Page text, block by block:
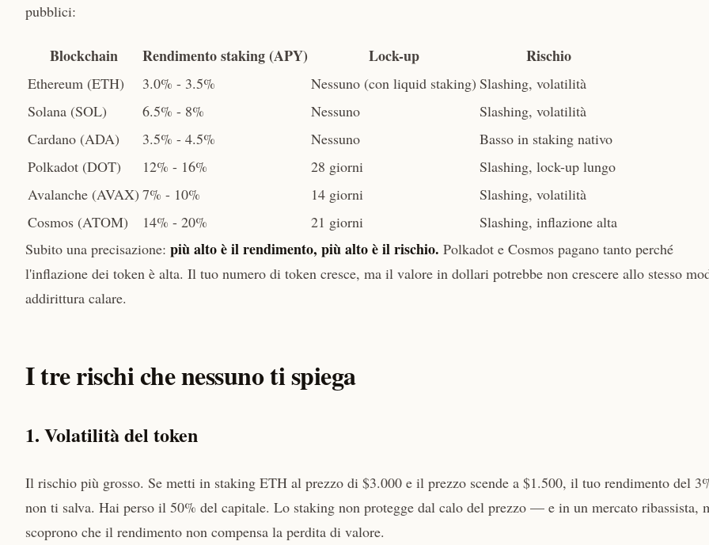
pubblici:
Blockchain Rendimento staking (APY) Lock-up Rischio
Ethereum (ETH) 3.0% - 3.5% Nessuno (con liquid staking) Slashing, volatilità
Solana (SOL)
6.5% - 8% Nessuno
Slashing, volatilità
Cardano (ADA)
3.5% - 4.5% Nessuno
Basso in staking nativo
Polkadot (DOT)
12% - 16% 28 giorni
Slashing, lock-up lungo
Avalanche (AVAX) 7% - 10% 14 giorni
Slashing, volatilità
Cosmos (ATOM)
14% - 20% 21 giorni
Slashing, inflazione alta
Subito una precisazione: più alto è il rendimento, più alto è il rischio. Polkadot e Cosmos pagano tanto perché
l'inflazione dei token è alta. Il tuo numero di token cresce, ma il valore in dollari potrebbe non crescere allo stesso
addirittura calare.
I tre rischi che nessuno ti spiega
1. Volatilità del token
Il rischio più grosso. Se metti in staking ETH al prezzo di $3.000 e il prezzo scende a $1.500, il tuo rendimento del
non ti salva. Hai perso il 50% del capitale. Lo staking non protegge dal calo del prezzo — e in un mercato ribassista,
scoprono che il rendimento non compensa la perdita di valore.